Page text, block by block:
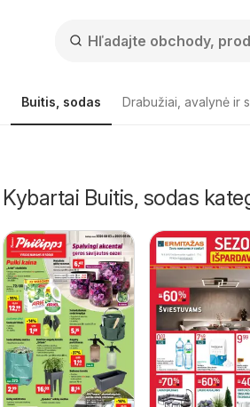
Buitis, sodas Drabužiai, avalynė ir
Kybartai Buitis, sodas